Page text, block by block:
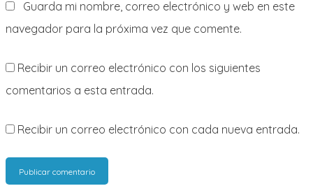
Guarda mi nombre, correo electrónico y web en este
navegador para la próxima vez que comente.
Recibir un correo electrónico con los siguientes
comentarios a esta entrada.
Recibir un correo electrónico con cada nueva entrada.